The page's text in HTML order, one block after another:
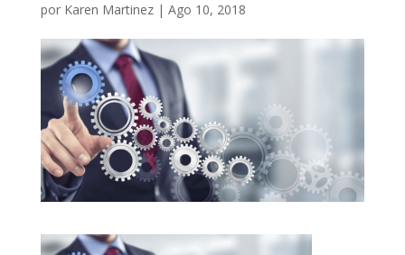
por Karen Martinez| Ago 10, 2018